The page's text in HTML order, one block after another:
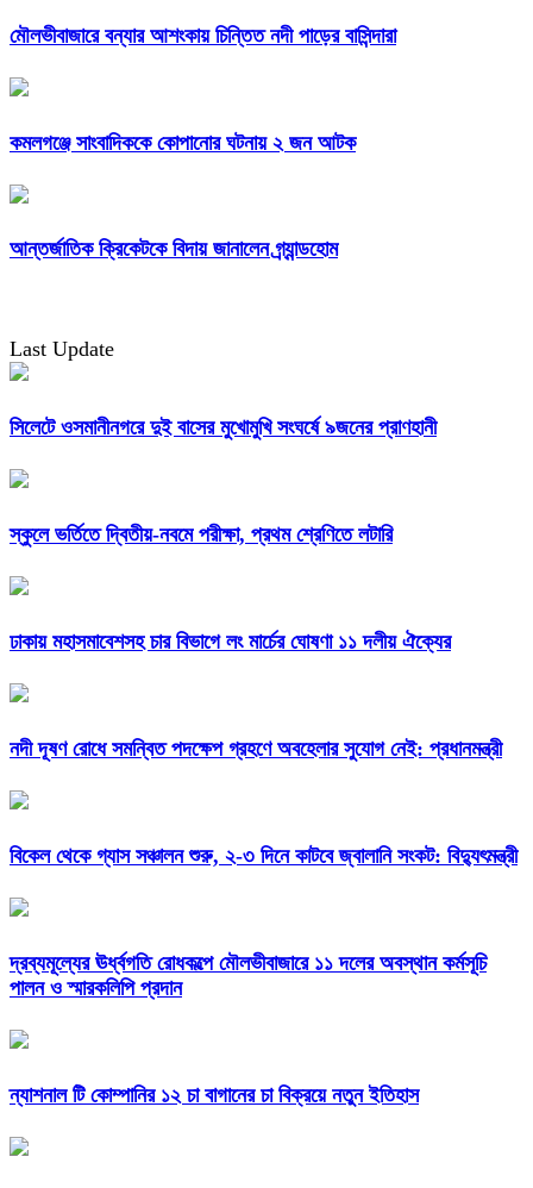
মৌলভীবাজারে বন্যার আশংকায় চিন্তিত নদী পাড়ের বাসিন্দারা
কমলগঞ্জে সাংবাদিককে কোপানোর ঘটনায় ২ জন আটক
আন্তর্জাতিক ক্রিকেটকে বিদায় জানালেন গ্র্যান্ডহোম
Last Update
সিলেটে ওসমানীনগরে দুই বাসের মুখোমুখি সংঘর্ষে ৯জনের প্রাণহানী
স্কুলে ভর্তিতে দ্বিতীয়-নবমে পরীক্ষা, প্রথম শ্রেণিতে লটারি
ঢাকায় মহাসমাবেশসহ চার বিভাগে লং মার্চের ঘোষণা ১১ দলীয় ঐক্যের
নদী দূষণ রোধে সমন্বিত পদক্ষেপ গ্রহণে অবহেলার সুযোগ নেই: প্রধানমন্ত্রী
বিকেল থেকে গ্যাস সঞ্চালন শুরু, ২-৩ দিনে কাটবে জ্বালানি সংকট: বিদ্যুৎমন্ত্রী
দ্রব্যমূল্যের ঊর্ধ্বগতি রোধকল্পে মৌলভীবাজারে ১১ দলের অবস্থান কর্মসূচি
পালন ও স্মারকলিপি প্রদান
ন্যাশনাল টি কোম্পানির ১২ চা বাগানের চা বিক্রয়ে নতুন ইতিহাস